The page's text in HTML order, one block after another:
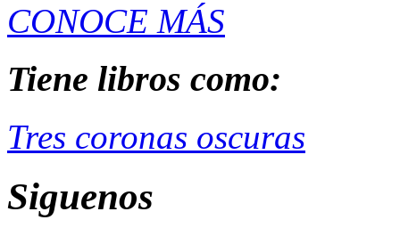
CONOCE MÁS
Tiene libros como:
Tres coronas oscuras
Siguenos